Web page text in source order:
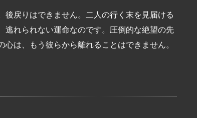
戻りはできません。二人の行く末を見届ける
逃れられない運命なのです。圧倒的な絶望の先
は、もう彼らから離れることはできません。